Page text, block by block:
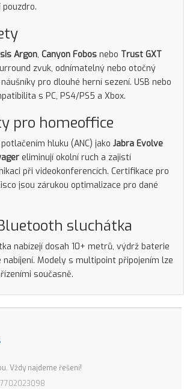
pouzdro.
Argon, Canyon Fobos nebo Trust GXT
zvuk, odnímatelný nebo otočný
pro dlouhé herní sezení. USB nebo
s PC, PS4/PS5 a Xbox.
pro homeoffice
hluku (ANC) jako Jabra Evolve
eliminují okolní ruch a zajistí
při videokonferencích. Certifikace pro
jsou zárukou optimalizace pro dané
sluchátka
nabízejí dosah 10+ metrů, výdrž baterie
Modely s multipoint připojením lze
současně.
Vždy najdeme řešení!